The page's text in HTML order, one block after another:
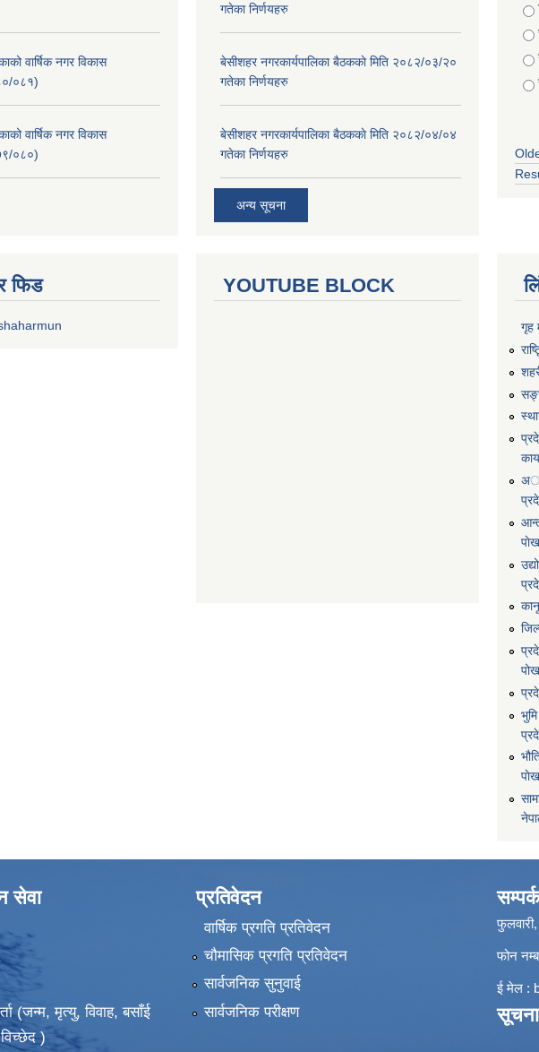
वार्षिक नगर विकास
०८१)
वार्षिक नगर विकास
०८०)
गतेका निर्णयहरु
बे‍‍सीशहर नगरकार्यपालिका बैठककाे मिति २०८२/०३/२०
गतेका निर्णयहरु
बे‍‍सीशहर नगरकार्यपालिका बैठककाे मिति २०८२/०४/०४
गतेका निर्णयहरु
अन्य सूचना
फिड YOUTUBE BLOCK
गृह
सेवा
(जन्म, मृत्यु, विवाह, बसाँई
)
प्रतिवेदन
वार्षिक प्रगति प्रतिवेदन
चौमासिक प्रगति प्रतिवेदन
सार्वजनिक सुनुवाई
सार्वजनिक परीक्षण
सम्पर्क
फोन
ई मेल :